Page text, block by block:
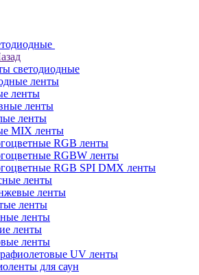
светодиодные
ленты
ленты
ленты
ленты
MIX ленты
RGB ленты
RGBW ленты
RGB SPI DMX ленты
ленты
ленты
ленты
ленты
ленты
ленты
UV ленты
для саун